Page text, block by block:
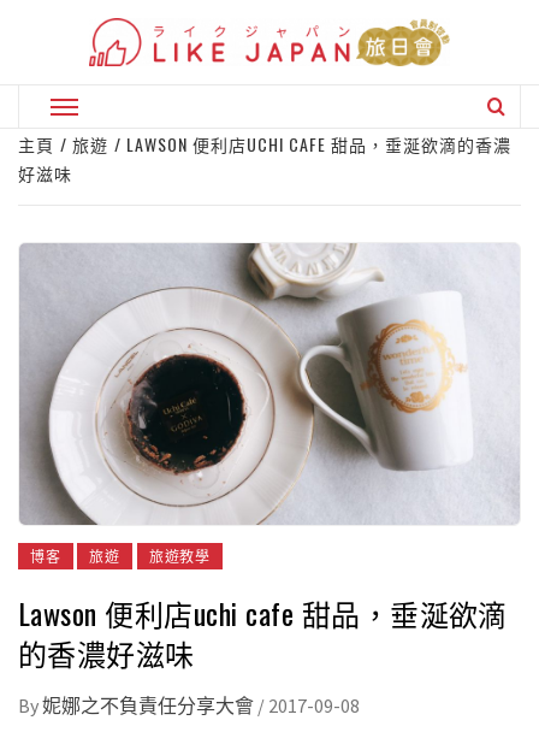
Primary
Menu
主頁 旅遊
LAWSON 便利店UCHI CAFE 甜品，垂涎欲滴的香濃
好滋味
博客 旅遊 旅遊教學
Lawson 便利店uchi cafe 甜品，垂涎欲滴
的香濃好滋味
By妮娜之不負責任分享大會 / 2017-09-08